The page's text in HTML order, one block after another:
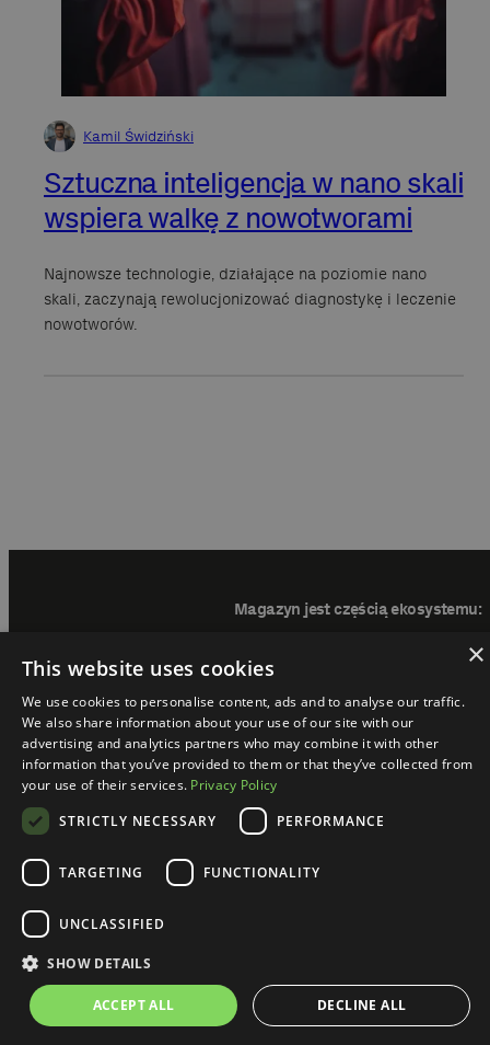
Kamil Świdziński
Sztuczna inteligencja w nano skali
wspiera walkę z nowotworami
Najnowsze technologie, działające na poziomie nano
skali, zaczynają rewolucjonizować diagnostykę i leczenie
nowotworów.
Magazyn jest częścią ekosystemu:
hAI Magazine @ 2024. All rights reserved.
RegulaminPolityka prywatności
×
This website uses cookies
We use cookies to personalise content, ads and to analyse our traffic.
We also share information about your use of our site with our
advertising and analytics partners who may combine it with other
information that you’ve provided to them or that they’ve collected from
your use of their services. Privacy Policy
STRICTLY NECESSARY
PERFORMANCE
TARGETING FUNCTIONALITY
UNCLASSIFIED
SHOW DETAILS
ACCEPT ALL DECLINE ALL